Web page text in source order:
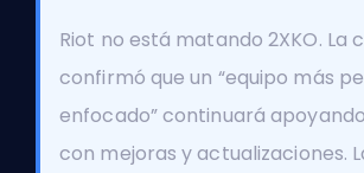
Riot no está matando 2XKO. La
confirmó que un “equipo más
enfocado” continuará
con mejoras y actualizaciones.